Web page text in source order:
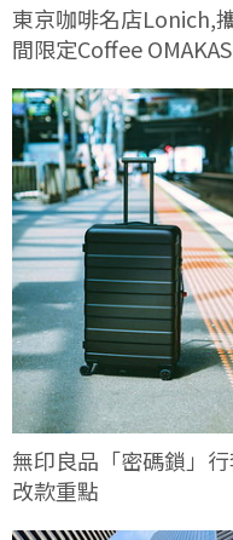
東京咖啡名店Lonich,
間限定Coffee
無印良品「密碼鎖」
改款重點